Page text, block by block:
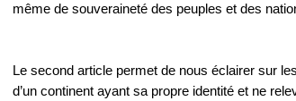
même de souveraineté des peuples et des
Le second article permet de nous éclairer sur
d’un continent ayant sa propre identité et ne